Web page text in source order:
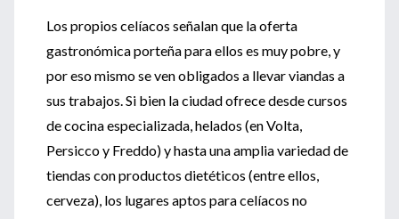
Los propios celíacos señalan que la oferta
gastronómica porteña para ellos es muy pobre, y
por eso mismo se ven obligados a llevar viandas a
sus trabajos. Si bien la ciudad ofrece desde cursos
de cocina especializada, helados (en Volta,
Persicco y Freddo) y hasta una amplia variedad de
tiendas con productos dietéticos (entre ellos,
cerveza), los lugares aptos para celíacos no